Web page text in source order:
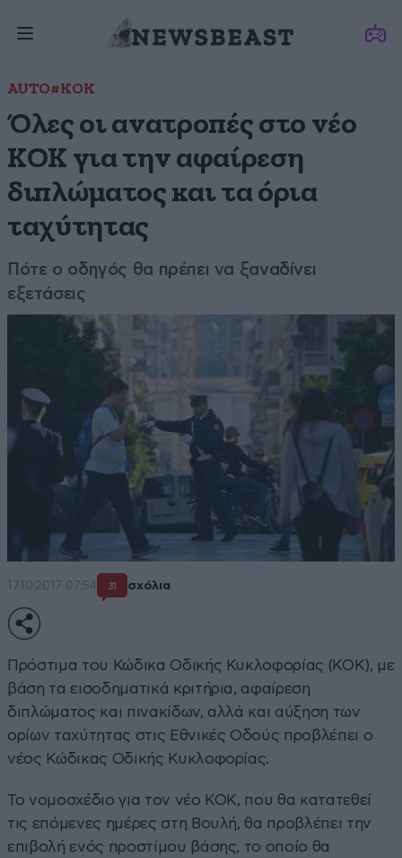
AUTO#ΚΟΚ
Όλες οι ανατροπές στο νέο
ΚΟΚ για την αφαίρεση
διπλώματος και τα όρια
ταχύτητας
Πότε ο οδηγός θα πρέπει να ξαναδίνει
εξετάσεις
17·10·2017 07:54 31 σχόλια
Πρόστιμα του Κώδικα Οδικής Κυκλοφορίας (ΚΟΚ), με
βάση τα εισοδηματικά κριτήρια, αφαίρεση
διπλώματος και πινακίδων, αλλά και αύξηση των
ορίων ταχύτητας στις Εθνικές Οδούς προβλέπει ο
νέος Κώδικας Οδικής Κυκλοφορίας.
Το νομοσχέδιο για τον νέο ΚΟΚ, που θα κατατεθεί
τις επόμενες ημέρες στη Βουλή, θα προβλέπει την
επιβολή ενός προστίμου βάσης, το οποίο θα